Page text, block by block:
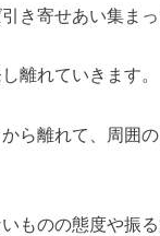
き寄せあい集まっ
離れていきます。
ら離れて、周囲
ものの態度や振